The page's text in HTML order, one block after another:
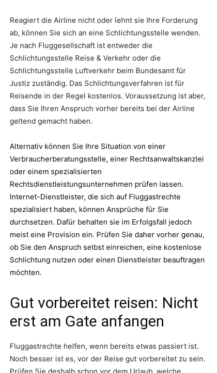
Reagiert die Airline nicht oder lehnt sie Ihre Forderung
ab, können Sie sich an eine Schlichtungsstelle wenden.
Je nach Fluggesellschaft ist entweder die
Schlichtungsstelle Reise & Verkehr oder die
Schlichtungsstelle Luftverkehr beim Bundesamt für
Justiz zuständig. Das Schlichtungsverfahren ist für
Reisende in der Regel kostenlos. Voraussetzung ist aber,
dass Sie Ihren Anspruch vorher bereits bei der Airline
geltend gemacht haben.
Alternativ können Sie Ihre Situation von einer
Verbraucherberatungsstelle, einer Rechtsanwaltskanzlei
oder einem spezialisierten
Rechtsdienstleistungsunternehmen prüfen lassen.
Internet-Dienstleister, die sich auf Fluggastrechte
spezialisiert haben, können Ansprüche für Sie
durchsetzen. Dafür behalten sie im Erfolgsfall jedoch
meist eine Provision ein. Prüfen Sie daher vorher genau,
ob Sie den Anspruch selbst einreichen, eine kostenlose
Schlichtung nutzen oder einen Dienstleister beauftragen
möchten.
Gut vorbereitet reisen: Nicht
erst am Gate anfangen
Fluggastrechte helfen, wenn bereits etwas passiert ist.
Noch besser ist es, vor der Reise gut vorbereitet zu sein.